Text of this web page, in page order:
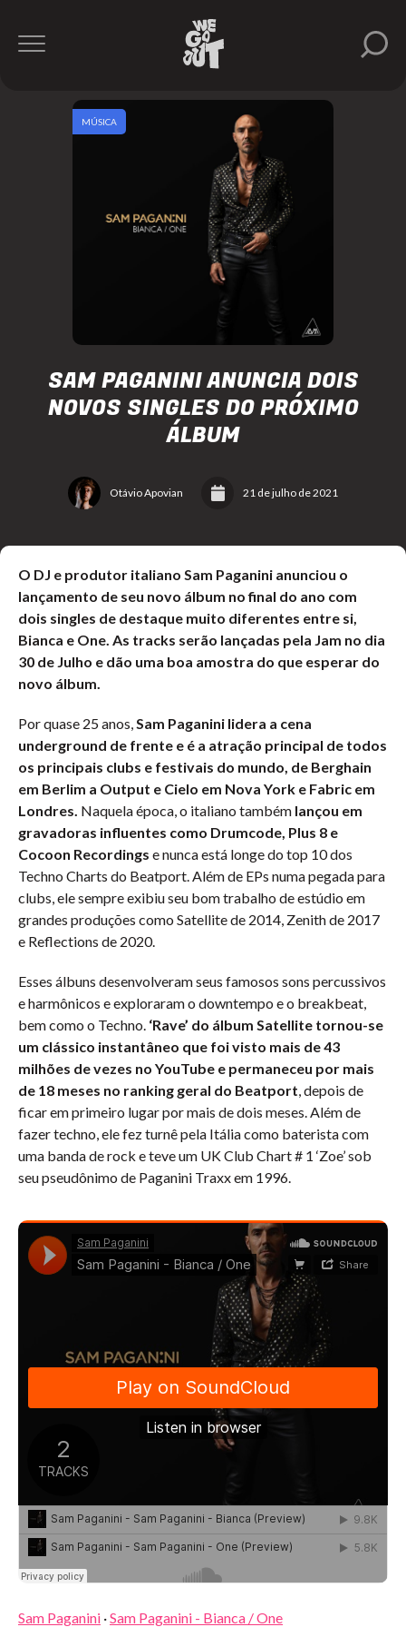
SAM PAGANINI ANUNCIA DOIS
NOVOS SINGLES DO PRÓXIMO
ÁLBUM
Otávio Apovian 21 de julho de 2021
MÚSICA
O DJ e produtor italiano Sam Paganini anunciou o
lançamento de seu novo álbum no final do ano com
dois singles de destaque muito diferentes entre si,
Bianca e One. As tracks serão lançadas pela Jam no dia
30 de Julho e dão uma boa amostra do que esperar do
novo álbum.
Por quase 25 anos,Sam Paganini lidera a cena
underground de frente e é a atração principal de todos
os principais clubs e festivais do mundo, de Berghain
em Berlim a Output e Cielo em Nova York e Fabric em
Londres. Naquela época, o italiano também lançou em
gravadoras influentes como Drumcode, Plus 8 e
Cocoon Recordings e nunca está longe do top 10 dos
Techno Charts do Beatport. Além de EPs numa pegada para
clubs, ele sempre exibiu seu bom trabalho de estúdio em
grandes produções como Satellite de 2014, Zenith de 2017
e Reflections de 2020.
Esses álbuns desenvolveram seus famosos sons percussivos
e harmônicos e exploraram o downtempo e o breakbeat,
bem como o Techno. ‘Rave’ do álbum Satellite tornou-se
um clássico instantâneo que foi visto mais de 43
milhões de vezes no YouTube e permaneceu por mais
de 18 meses no ranking geral do Beatport, depois de
ficar em primeiro lugar por mais de dois meses. Além de
fazer techno, ele fez turnê pela Itália como baterista com
uma banda de rock e teve um UK Club Chart # 1 ‘Zoe’ sob
seu pseudônimo de Paganini Traxx em 1996.
Sam Paganini ·Sam Paganini - Bianca / One